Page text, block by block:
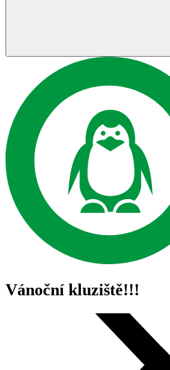
Vánoční kluziště!!!